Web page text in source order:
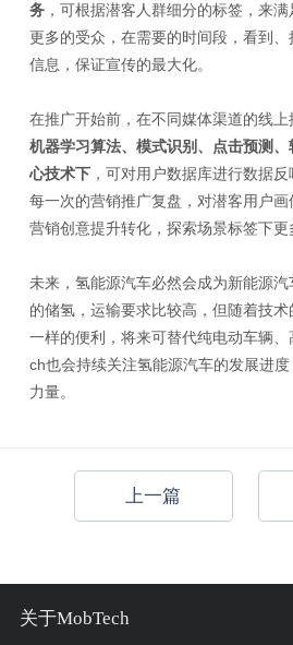
务，可根据潜客人群细分的标签，来
更多的受众，在需要的时间段，看到
信息，保证宣传的最大化。
在推广开始前，在不同媒体渠道的线上
机器学习算法、模式识别、点击预测
心技术下，可对用户数据库进行数据
每一次的营销推广复盘，对潜客用户
营销创意提升转化，探索场景标签下更
未来，氢能源汽车必然会成为新能源
的储氢，运输要求比较高，但随着技
一样的便利，将来可替代纯电动车辆
ch也会持续关注氢能源汽车的发展进
力量。
上一篇
关于MobTech